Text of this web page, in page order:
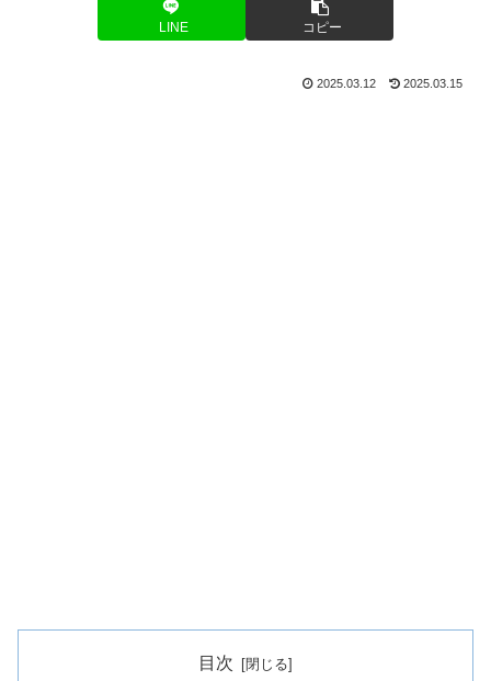
LINE コピー
2025.03.12 2025.03.15
目次